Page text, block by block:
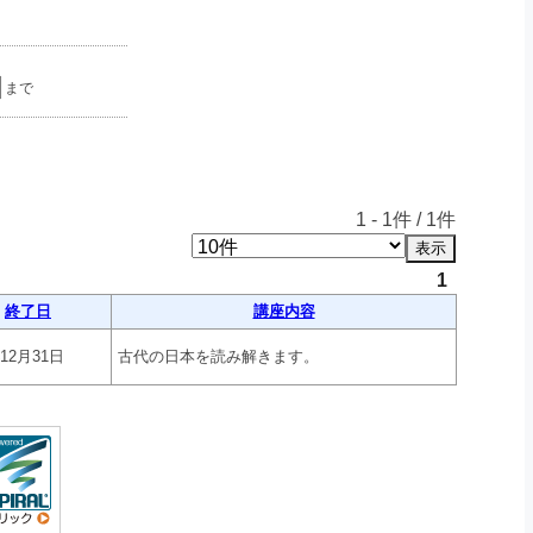
まで
1 - 1件 / 1件
1
終了日 講座内容
月31日 古代の日本を読み解きます。